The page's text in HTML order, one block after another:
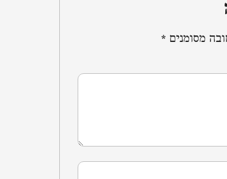
מסומנים *